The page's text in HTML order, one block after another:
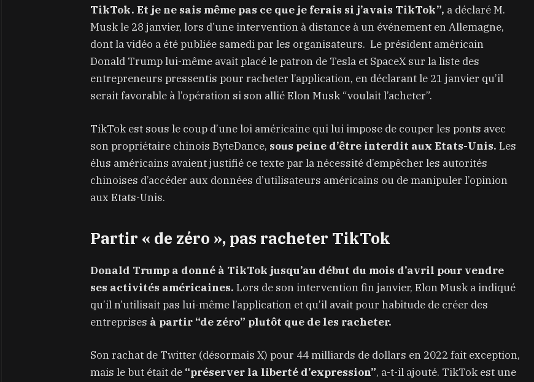
TikTok. Et je ne sais même pas ce que je ferais si j’avais TikTok”, a déclaré M.
Musk le 28 janvier, lors d’une intervention à distance à un événement en Allemagne,
dont la vidéo a été publiée samedi par les organisateurs. Le président américain
Donald Trump lui-même avait placé le patron de Tesla et SpaceX sur la liste des
entrepreneurs pressentis pour racheter l’application, en déclarant le 21 janvier qu’il
serait favorable à l’opération si son allié Elon Musk “voulait l’acheter”.
TikTok est sous le coup d’une loi américaine qui lui impose de couper les ponts avec
son propriétaire chinois ByteDance, sous peine d’être interdit aux Etats-Unis. Les
élus américains avaient justifié ce texte par la nécessité d’empêcher les autorités
chinoises d’accéder aux données d’utilisateurs américains ou de manipuler l’opinion
aux Etats-Unis.
Partir « de zéro », pas racheter TikTok
Donald Trump a donné à TikTok jusqu’au début du mois d’avril pour vendre
ses activités américaines. Lors de son intervention fin janvier, Elon Musk a indiqué
qu’il n’utilisait pas lui-même l’application et qu’il avait pour habitude de créer des
entreprises à partir “de zéro” plutôt que de les racheter.
Son rachat de Twitter (désormais X) pour 44 milliards de dollars en 2022 fait exception,
mais le but était de “préserver la liberté d’expression”, a-t-il ajouté. TikTok est une